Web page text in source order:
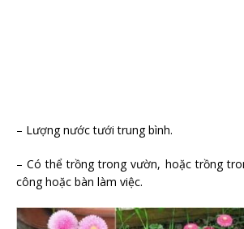
– Lượng nước tưới trung bình.
– Có thể trồng trong vườn, hoặc trồng
công hoặc bàn làm việc.